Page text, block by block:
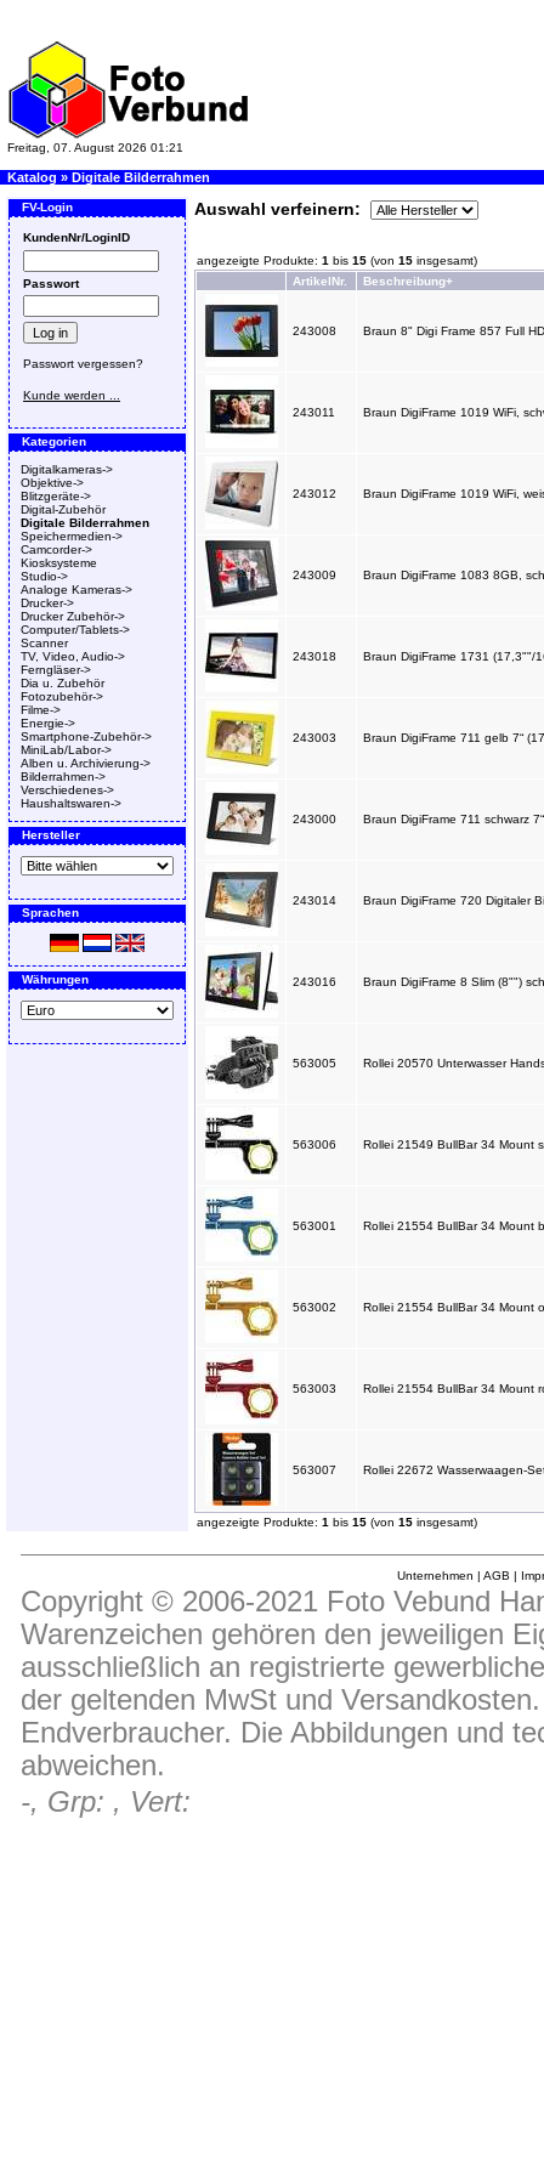
Freitag, 07. August 2026 01:21
Katalog » Digitale Bilderrahmen
FV-Login
KundenNr/LoginID
Passwort
Passwort vergessen?
Kunde werden ...
Kategorien
Digitalkameras->
Objektive->
Blitzgeräte->
Digital-Zubehör
Digitale Bilderrahmen
Speichermedien->
Camcorder->
Kiosksysteme
Studio->
Analoge Kameras->
Drucker->
Drucker Zubehör->
Computer/Tablets->
Scanner
TV, Video, Audio->
Ferngläser->
Dia u. Zubehör
Fotozubehör->
Filme->
Energie->
Smartphone-Zubehör->
MiniLab/Labor->
Alben u. Archivierung->
Bilderrahmen->
Verschiedenes->
Haushaltswaren->
Hersteller
Sprachen
Währungen
Auswahl verfeinern:
angezeigte Produkte: 1 bis 15 (von 15 insgesamt)
ArtikelNr.
Beschreibung+
243008 Braun 8" Digi Frame 857 Full
243011 Braun DigiFrame 1019 WiFi,
243012 Braun DigiFrame 1019 WiFi,
243009 Braun DigiFrame 1083 8GB,
243018 Braun DigiFrame 1731 (17,3""/
243003 Braun DigiFrame 711 gelb 7“
243000 Braun DigiFrame 711 schwarz
243014 Braun DigiFrame 720 Digitaler
243016 Braun DigiFrame 8 Slim (8"")
563005 Rollei 20570 Unterwasser
563006 Rollei 21549 BullBar 34 Mount
563001 Rollei 21554 BullBar 34 Mount
563002 Rollei 21554 BullBar 34 Mount
563003 Rollei 21554 BullBar 34 Mount
563007 Rollei 22672 Wasserwaagen-
angezeigte Produkte: 1 bis 15 (von 15 insgesamt)
Unternehmen | AGB |
Copyright © 2006-2021 Foto Vebund
Warenzeichen gehören den jeweiligen
ausschließlich an registrierte
der geltenden MwSt und
Endverbraucher. Die Abbildungen und
abweichen.
-, Grp: , Vert: